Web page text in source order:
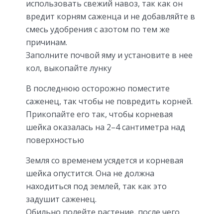
использовать свежий навоз, так как он
вредит корням саженца и не добавляйте в
смесь удобрения с азотом по тем же
причинам.
Заполните почвой яму и установите в нее
кол, выкопайте лунку
В последнюю осторожно поместите
саженец, так чтобы не повредить корней.
Прикопайте его так, чтобы корневая
шейка оказалась на 2–4 сантиметра над
поверхностью
Земля со временем усядется и корневая
шейка опустится. Она не должна
находиться под землей, так как это
задушит саженец.